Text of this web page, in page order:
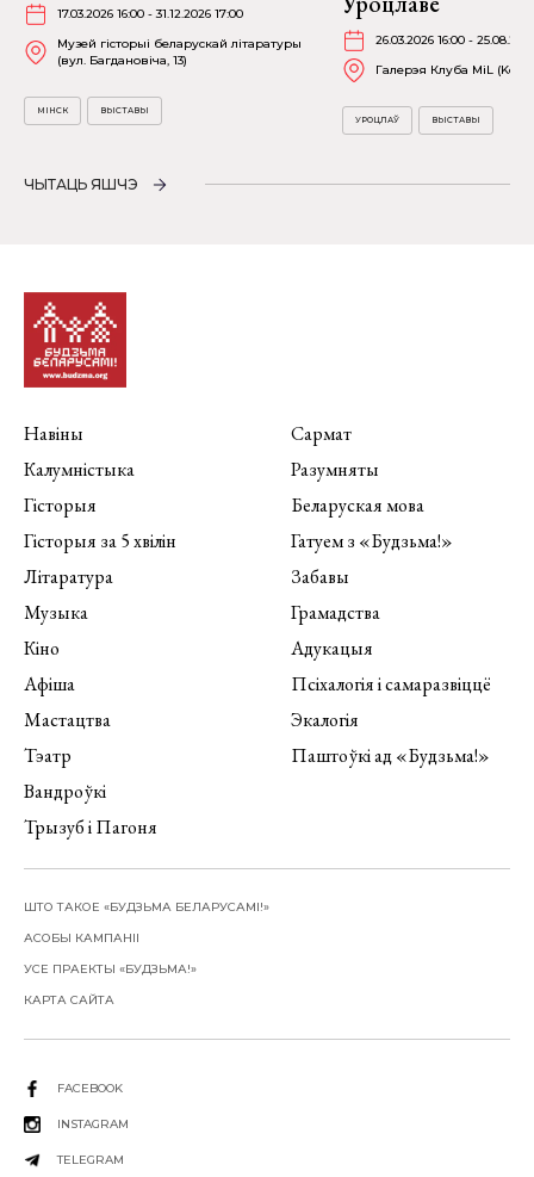
17.03.2026 16:00 - 31.12.2026 17:00
Музей гісторыі беларускай літаратуры
(вул. Багдановіча, 13)
МІНСК ВЫСТАВЫ
26.03.2026 16:00 -
Галерэя Клуба MiL
УРОЦЛАЎ ВЫСТАВЫ
ЧЫТАЦЬ ЯШЧЭ
Навіны
Калумністыка
Гісторыя
Гісторыя за 5 хвілін
Літаратура
Музыка
Кіно
Афіша
Мастацтва
Тэатр
Вандроўкі
Трызуб і Пагоня
Сармат
Разумняты
Беларуская мова
Гатуем з «Будзьма!»
Забавы
Грамадства
Адукацыя
Псіхалогія і самаразвіццё
Экалогія
Паштоўкі ад «Будзьма!»
ШТО ТАКОЕ «БУДЗЬМА БЕЛАРУСАМІ!»
АСОБЫ КАМПАНІІ
УСЕ ПРАЕКТЫ «БУДЗЬМА!»
КАРТА САЙТА
FACEBOOK
INSTAGRAM
TELEGRAM